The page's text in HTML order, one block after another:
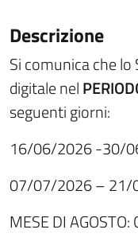
Descrizione
Si comunica che
digitale nel
seguenti giorni:
16/06/2026 -30/
07/07/2026 – 21/
MESE DI AGOSTO: